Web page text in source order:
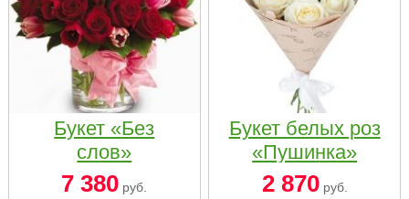
Букет «Без
слов»
7 380 руб.
Букет белых роз
«Пушинка»
2 870руб.